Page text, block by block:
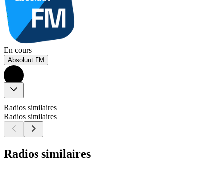
En cours
Absoluut FM
Radios similaires
Radios similaires
Radios similaires